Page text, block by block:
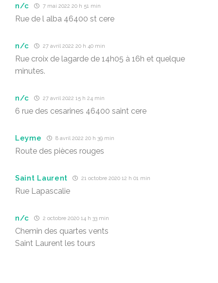
n/c 7 mai 2022 20 h 51 min
Rue de l alba 46400 st cere
n/c 27 avril 2022 20 h 40 min
Rue croix de lagarde de 14h05 à 16h et quelque
minutes.
n/c 27 avril 2022 15 h 24 min
6 rue des cesarines 46400 saint cere
Leyme 8 avril 2022 20 h 39 min
Route des pièces rouges
Saint Laurent 21 octobre 2020 12 h 01 min
Rue Lapascalie
n/c 2 octobre 2020 14 h 33 min
Chemin des quartes vents
Saint Laurent les tours